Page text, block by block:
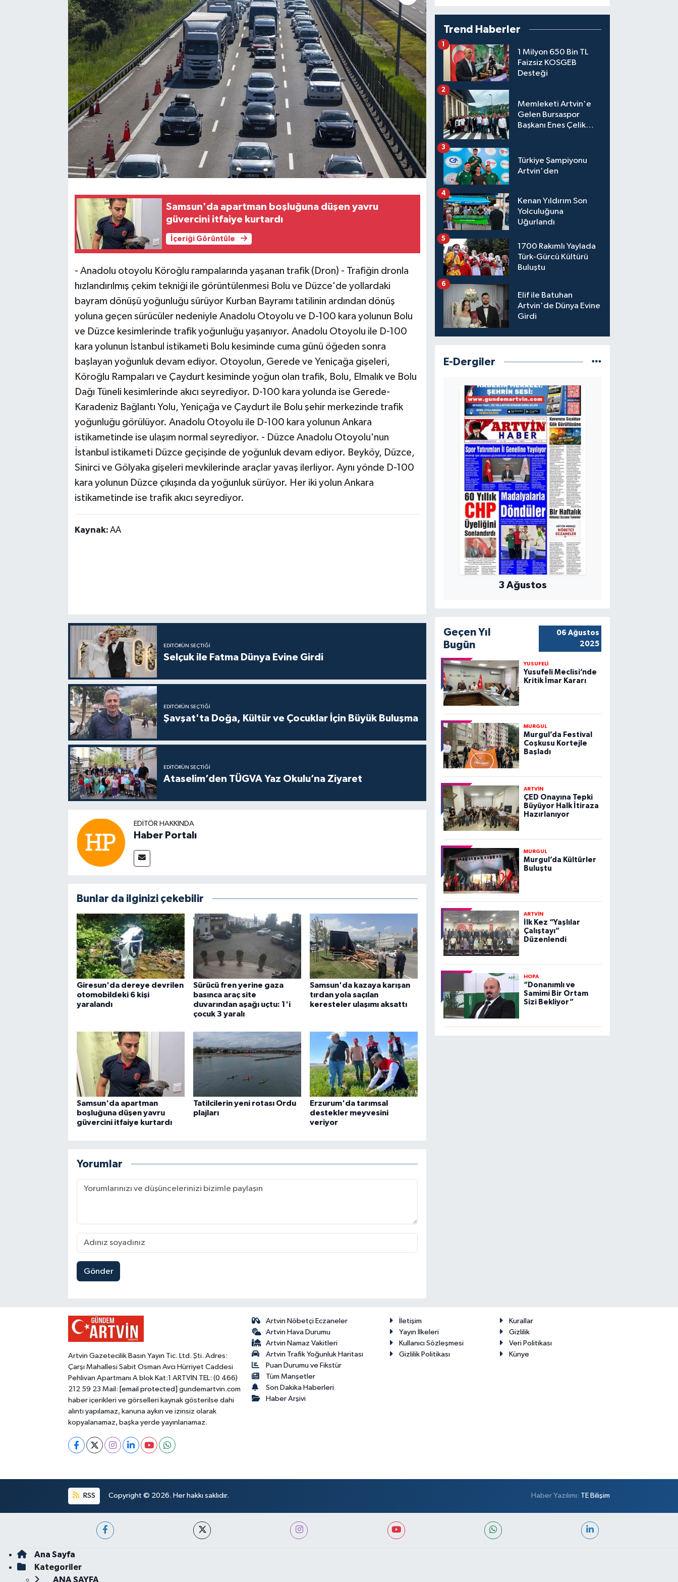
Samsun'da apartman boşluğuna düşen yavru
güvercini itfaiye kurtardı
İçeriği Görüntüle
- Anadolu otoyolu Köroğlu rampalarında yaşanan trafik (Dron) - Trafiğin dronla
hızlandırılmış çekim tekniği ile görüntülenmesi Bolu ve Düzce'de yollardaki
bayram dönüşü yoğunluğu sürüyor Kurban Bayramı tatilinin ardından dönüş
yoluna geçen sürücüler nedeniyle Anadolu Otoyolu ve D-100 kara yolunun Bolu
ve Düzce kesimlerinde trafik yoğunluğu yaşanıyor. Anadolu Otoyolu ile D-100
kara yolunun İstanbul istikameti Bolu kesiminde cuma günü öğeden sonra
başlayan yoğunluk devam ediyor. Otoyolun, Gerede ve Yeniçağa gişeleri,
Köroğlu Rampaları ve Çaydurt kesiminde yoğun olan trafik, Bolu, Elmalık ve Bolu
Dağı Tüneli kesimlerinde akıcı seyrediyor. D-100 kara yolunda ise Gerede-
Karadeniz Bağlantı Yolu, Yeniçağa ve Çaydurt ile Bolu şehir merkezinde trafik
yoğunluğu görülüyor. Anadolu Otoyolu ile D-100 kara yolunun Ankara
istikametinde ise ulaşım normal seyrediyor. - Düzce Anadolu Otoyolu'nun
İstanbul istikameti Düzce geçişinde de yoğunluk devam ediyor. Beyköy, Düzce,
Sinirci ve Gölyaka gişeleri mevkilerinde araçlar yavaş ilerliyor. Aynı yönde D-100
kara yolunun Düzce çıkışında da yoğunluk sürüyor. Her iki yolun Ankara
istikametinde ise trafik akıcı seyrediyor.
Kaynak: AA
EDITÖRÜN SEÇTIĞI
Selçuk ile Fatma Dünya Evine Girdi
EDITÖRÜN SEÇTIĞI
Şavşat'ta Doğa, Kültür ve Çocuklar İçin Büyük Buluşma
EDITÖRÜN SEÇTIĞI
Ataselim’den TÜGVA Yaz Okulu’na Ziyaret
EDITÖR HAKKINDA
Haber Portalı
Bunlar da ilginizi çekebilir
Giresun'da dereye devrilen
otomobildeki 6 kişi
yaralandı
Sürücü fren yerine gaza
basınca araç site
duvarından aşağı uçtu: 1'i
çocuk 3 yaralı
Samsun'da kazaya karışan
tırdan yola saçılan
keresteler ulaşımı aksattı
Samsun'da apartman
boşluğuna düşen yavru
güvercini itfaiye kurtardı
Tatilcilerin yeni rotası Ordu
plajları
Erzurum'da tarımsal
destekler meyvesini
veriyor
Yorumlar
Gönder
Trend Haberler
1 Milyon 650 Bin TL
Faizsiz KOSGEB
Desteği
1
Memleketi Artvin'e
Gelen Bursaspor
Başkanı Enes Çelik
2
Türkiye Şampiyonu
Artvin'den
3
Kenan Yıldırım Son
Yolculuğuna
Uğurlandı
4
1700 Rakımlı Yaylada
Türk-Gürcü Kültürü
Buluştu
5
Elif ile Batuhan
Artvin'de Dünya Evine
Girdi
6
E-Dergiler
3 Ağustos
Geçen Yıl
Bugün
06 Ağustos
2025
YUSUFELİ
Yusufeli Meclisi’nde
Kritik İmar Kararı
MURGUL
Murgul’da Festival
Coşkusu Kortejle
Başladı
ARTVİN
ÇED Onayına Tepki
Büyüyor Halk İtiraza
Hazırlanıyor
MURGUL
Murgul’da Kültürler
Buluştu
ARTVİN
İlk Kez “Yaşlılar
Çalıştayı”
Düzenlendi
HOPA
“Donanımlı ve
Samimi Bir Ortam
Sizi Bekliyor”
Artvin Gazetecilik Basın Yayın Tic. Ltd. Şti. Adres:
Çarşı Mahallesi Sabit Osman Avcı Hürriyet Caddesi
Pehlivan Apartmanı A blok Kat:1 ARTVİN TEL: (0 466)
212 59 23 Mail: [email protected] gundemartvin.com
haber içerikleri ve görselleri kaynak gösterilse dahi
alıntı yapılamaz, kanuna aykırı ve izinsiz olarak
kopyalanamaz, başka yerde yayınlanamaz.
Artvin Nöbetçi Eczaneler
Artvin Hava Durumu
Artvin Namaz Vakitleri
Artvin Trafik Yoğunluk Haritası
Puan Durumu ve Fikstür
Tüm Manşetler
Son Dakika Haberleri
Haber Arşivi
İletişim
Kurallar
Yayın İlkeleri
Gizlilik
Kullanıcı Sözleşmesi
Veri Politikası
Gizlilik Politikası
Künye
RSS Copyright © 2026. Her hakkı saklıdır. Haber Yazılımı: TE Bilişim
Ana Sayfa
Kategoriler
ANA SAYFA